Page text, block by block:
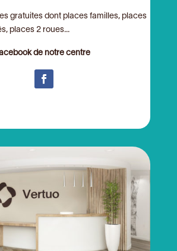
gratuites dont places familles, places
places 2 roues...
de notre centre